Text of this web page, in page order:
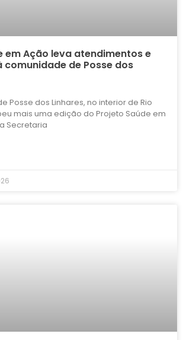
em Ação leva atendimentos e
de Posse dos
Posse dos Linhares, no interior de Rio
mais uma edição do Projeto Saúde em
Secretaria